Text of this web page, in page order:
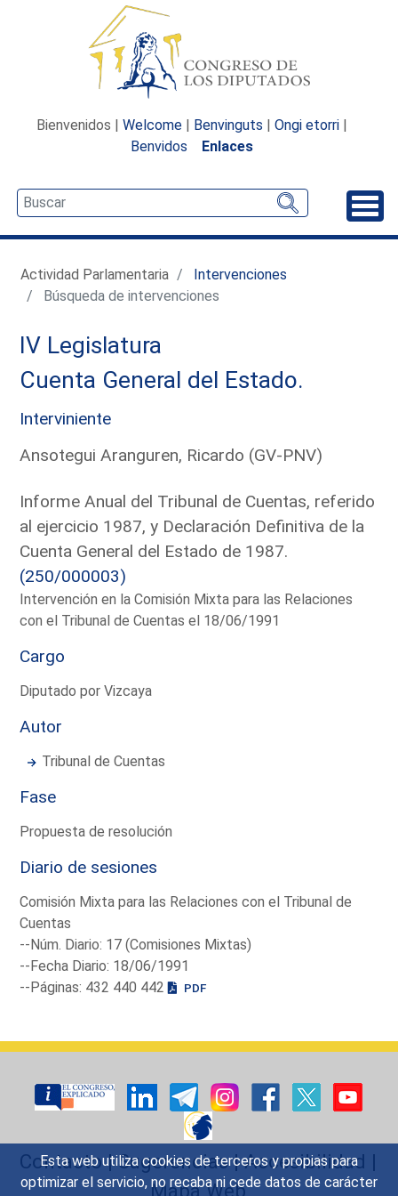
Esta web utiliza cookies de terceros y propias para
optimizar el servicio, no recaba ni cede datos de carácter
Bienvenidos | Welcome | Benvinguts | Ongi etorri |
Benvidos
Enlaces
Actividad Parlamentaria
Intervenciones
Búsqueda de intervenciones
IV Legislatura
Cuenta General del Estado.
Interviniente
Ansotegui Aranguren, Ricardo (GV-PNV)
Informe Anual del Tribunal de Cuentas, referido
al ejercicio 1987, y Declaración Definitiva de la
Cuenta General del Estado de 1987.
(250/000003)
Intervención en la Comisión Mixta para las Relaciones
con el Tribunal de Cuentas el 18/06/1991
Cargo
Diputado por Vizcaya
Autor
Tribunal de Cuentas
Fase
Propuesta de resolución
Diario de sesiones
Comisión Mixta para las Relaciones con el Tribunal de
Cuentas
--Núm. Diario: 17 (Comisiones Mixtas)
--Fecha Diario: 18/06/1991
--Páginas: 432 440 442
PDF
Contacto|Sugerencias|Accesibilidad |
Mapa Web